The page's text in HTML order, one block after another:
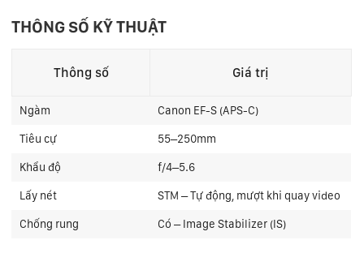
THÔNG SỐ KỸ THUẬT
Thông số Giá trị
Ngàm Canon EF-S (APS-C)
Tiêu cự 55–250mm
Khẩu độ f/4–5.6
Lấy nét STM – Tự động, mượt khi quay video
Chống rung Có – Image Stabilizer (IS)